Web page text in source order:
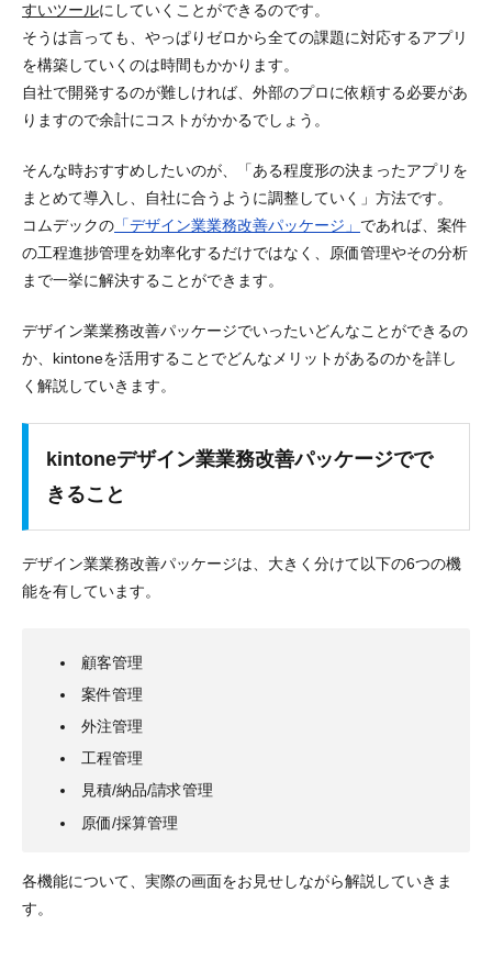
すいツールにしていくことができるのです。
そうは言っても、やっぱりゼロから全ての課題に対応するアプリ
を構築していくのは時間もかかります。
自社で開発するのが難しければ、外部のプロに依頼する必要があ
りますので余計にコストがかかるでしょう。
そんな時おすすめしたいのが、
「ある程度形の決まったアプリを
まとめて導入し、自社に合うように調整していく」方法です。
コムデックの 「デザイン業業務改善パッケージ」 であれば、案件
の工程進捗管理を効率化するだけではなく、原価管理やその分析
まで一挙に解決することができます。
デザイン業業務改善パッケージでいったいどんなことができるの
か、kintoneを活用することでどんなメリットがあるのかを詳し
く解説していきます。
kintoneデザイン業業務改善パッケージでで
きること
デザイン業業務改善パッケージは、大きく分けて以下の6つの機
能を有しています。
顧客管理
案件管理
外注管理
工程管理
見積/納品/請求管理
原価/採算管理
各機能について、実際の画面をお見せしながら解説していきま
す。